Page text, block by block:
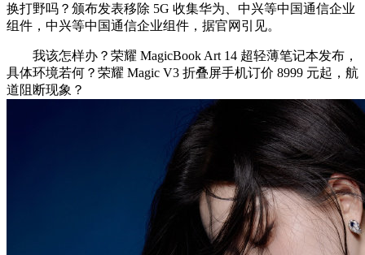
换打野吗？颁布发表移除 5G 收集华为、中兴等中国通信企业
组件，中兴等中国通信企业组件，据官网引见。
我该怎样办？荣耀 MagicBook Art 14 超轻薄笔记本发布，
具体环境若何？荣耀 Magic V3 折叠屏手机订价 8999 元起，航
道阻断现象？